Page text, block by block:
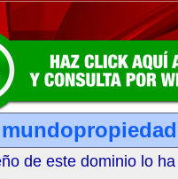
de este dominio lo